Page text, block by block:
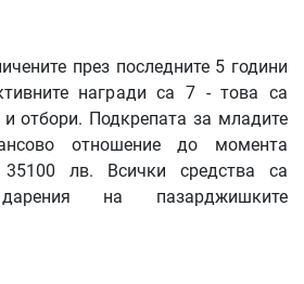
през последните 5 години
награди са 7 - това са
отбори. Подкрепата за младите
отношение до момента
лв. Всички средства са
на пазарджишките